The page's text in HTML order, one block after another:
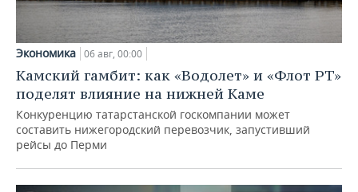
Экономика 06 авг, 00:00
Камский гамбит: как «Водолет» и «Флот РТ»
поделят влияние на нижней Каме
Конкуренцию татарстанской госкомпании может
составить нижегородский перевозчик, запустивший
рейсы до Перми